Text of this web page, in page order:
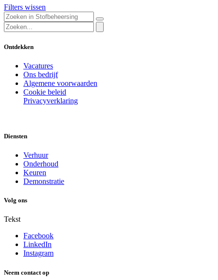
Filters wissen
Ontdekken
Vacatures
Ons bedrijf
Algemene voorwaarden
Cookie beleid
Privacyverklaring
Diensten
Verhuur
Onderhoud
Keuren
Demonstratie
Volg ons
Tekst
Facebook
LinkedIn
Instagram
Neem contact op